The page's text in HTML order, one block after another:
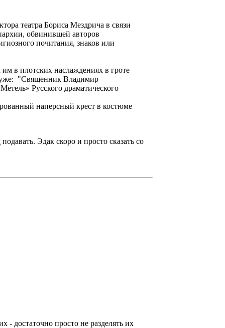
театра Бориса Мездрича в связи
обвинившей авторов
почитания, знаков или
в плотских наслаждениях в гроте
уже: "Священник Владимир
Русского драматического
наперсный крест в костюме
Эдак скоро и просто сказать со
- достаточно просто не разделять их